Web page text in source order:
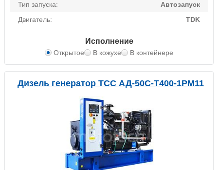
Тип запуска:
Автозапуск
Двигатель:
TDK
Исполнение
Открытое В кожухе В контейнере
Дизель генератор ТСС АД-50С-Т400-1РМ11